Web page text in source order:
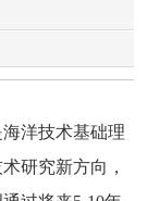
洋技术基础理
研究新方向，